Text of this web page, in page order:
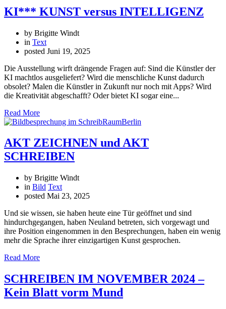
KI*** KUNST versus INTELLIGENZ
by Brigitte Windt
in Text
posted Juni 19, 2025
Die Ausstellung wirft drängende Fragen auf: Sind die Künstler der
KI machtlos ausgeliefert? Wird die menschliche Kunst dadurch
obsolet? Malen die Künstler in Zukunft nur noch mit Apps? Wird
die Kreativität abgeschafft? Oder bietet KI sogar eine...
Read More
AKT ZEICHNEN und AKT
SCHREIBEN
by Brigitte Windt
in Bild Text
posted Mai 23, 2025
Und sie wissen, sie haben heute eine Tür geöffnet und sind
hindurchgegangen, haben Neuland betreten, sich vorgewagt und
ihre Position eingenommen in den Besprechungen, haben ein wenig
mehr die Sprache ihrer einzigartigen Kunst gesprochen.
Read More
SCHREIBEN IM NOVEMBER 2024 –
Kein Blatt vorm Mund